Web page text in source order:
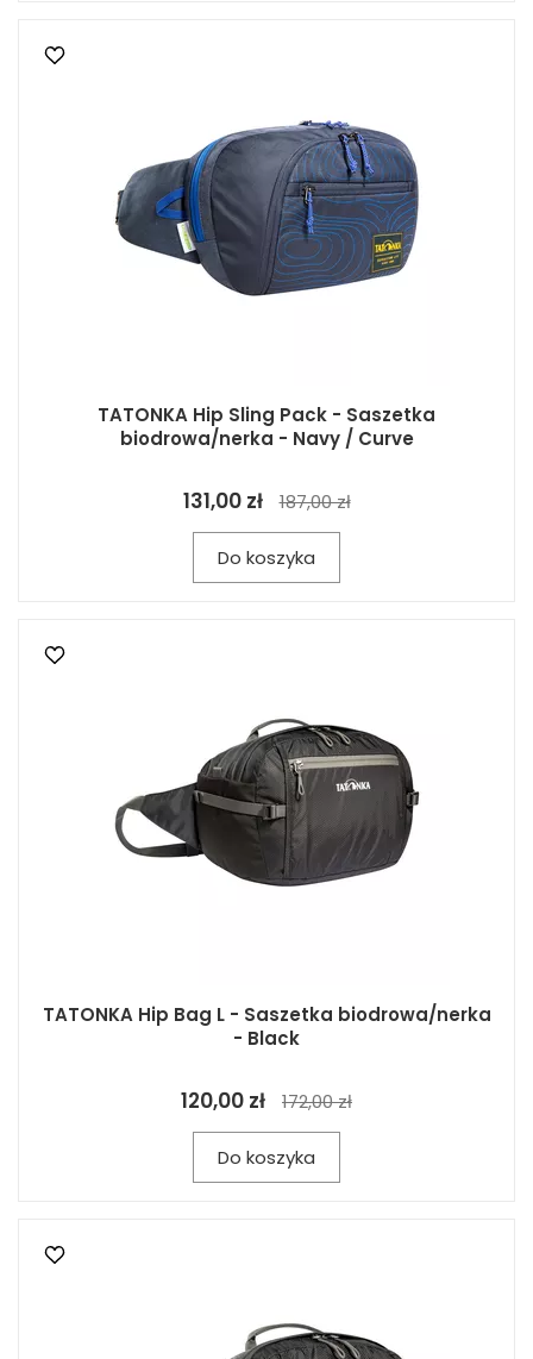
TATONKA Hip Sling Pack - Saszetka
biodrowa/nerka - Navy / Curve
131,00 zł 187,00 zł
Do koszyka
TATONKA Hip Bag L - Saszetka biodrowa/nerka
- Black
120,00 zł 172,00 zł
Do koszyka